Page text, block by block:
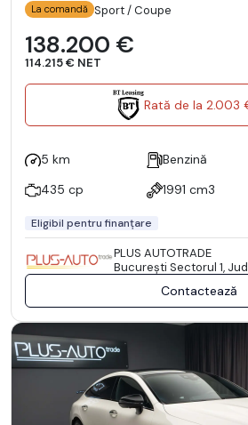
La comandă Sport / Coupe
138.200 €
114.215 € NET
Rată de la 2.003
5 km Benzină
435 cp
1991 cm3
Eligibil pentru finanțare
PLUS AUTOTRADE
Bucureşti Sectorul 1,
Contactează